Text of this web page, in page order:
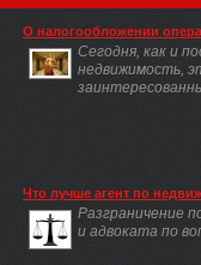
О налогообложении
Сегодня, как и
недвижимость,
Что лучше агент по
Разграничение
и адвоката по